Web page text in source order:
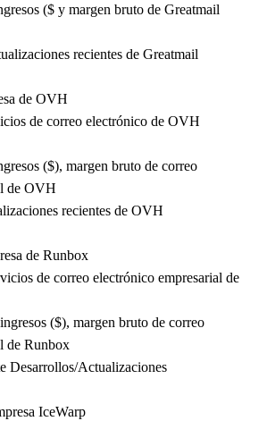
($ y margen bruto de Greatmail
recientes de Greatmail
de OVH
de correo electrónico de OVH
($), margen bruto de correo
de OVH
recientes de OVH
de Runbox
de correo electrónico empresarial de
($), margen bruto de correo
de Runbox
Desarrollos/Actualizaciones
IceWarp